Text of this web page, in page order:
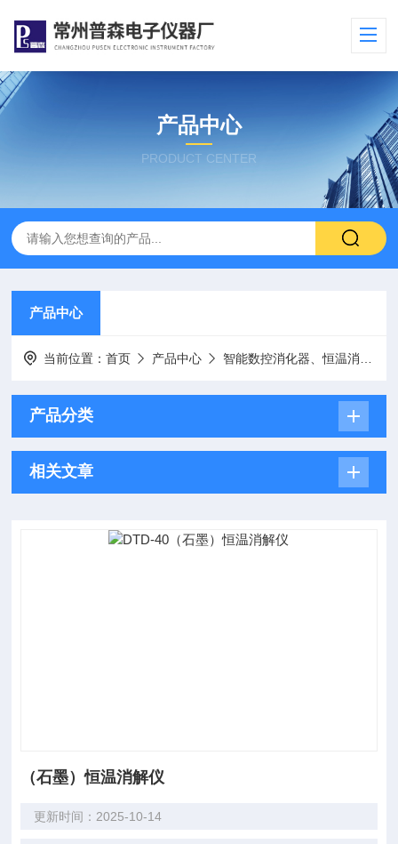
产品中心
PRODUCT CENTER
产品中心
当前位置：首页 产品中心 智能数控消化器、恒温消解仪、试管加热器、电热板
产品分类
相关文章
（石墨）恒温消解仪
更新时间：2025-10-14